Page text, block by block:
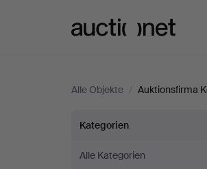
Alle Objekte / Auktionsfirma
Alle
Objekte
Kategorien
Alle Kategorien